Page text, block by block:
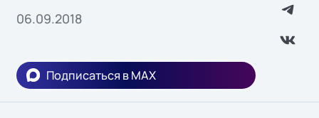
06.09.2018
Подписаться в MAX